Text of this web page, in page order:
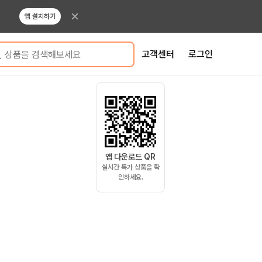
앱 설치하기
상품을 검색해보세요 고객센터 로그인
앱 다운로드 QR
실시간 특가 상품을 확
인하세요.